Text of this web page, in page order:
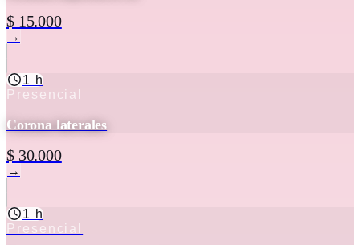
$ 15.000
→
1 h
Presencial
Corona laterales
$ 30.000
→
1 h
Presencial